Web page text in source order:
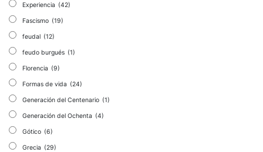
Experiencia (42)
Fascismo (19)
feudal (12)
feudo burgués (1)
Florencia (9)
Formas de vida (24)
Generación del Centenario (1)
Generación del Ochenta (4)
Gótico (6)
Grecia (29)